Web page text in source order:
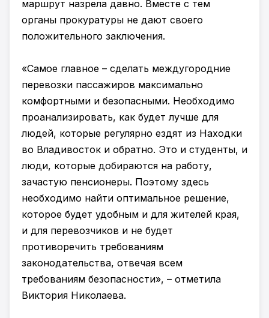
маршрут назрела давно. Вместе с тем
органы прокуратуры не дают своего
положительного заключения.
«Самое главное – сделать междугородние
перевозки пассажиров максимально
комфортными и безопасными. Необходимо
проанализировать, как будет лучше для
людей, которые регулярно ездят из Находки
во Владивосток и обратно. Это и студенты, и
люди, которые добираются на работу,
зачастую пенсионеры. Поэтому здесь
необходимо найти оптимальное решение,
которое будет удобным и для жителей края,
и для перевозчиков и не будет
противоречить требованиям
законодательства, отвечая всем
требованиям безопасности», – отметила
Виктория Николаева.